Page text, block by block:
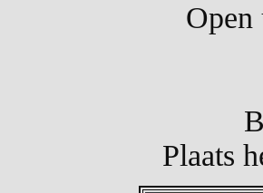
Open
Plaats